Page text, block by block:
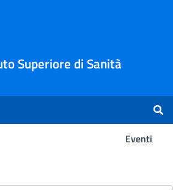
Superiore di Sanità
Eventi
Ricerca -